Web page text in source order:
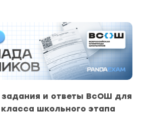
и ответы ВсОШ для
класса школьного этапа